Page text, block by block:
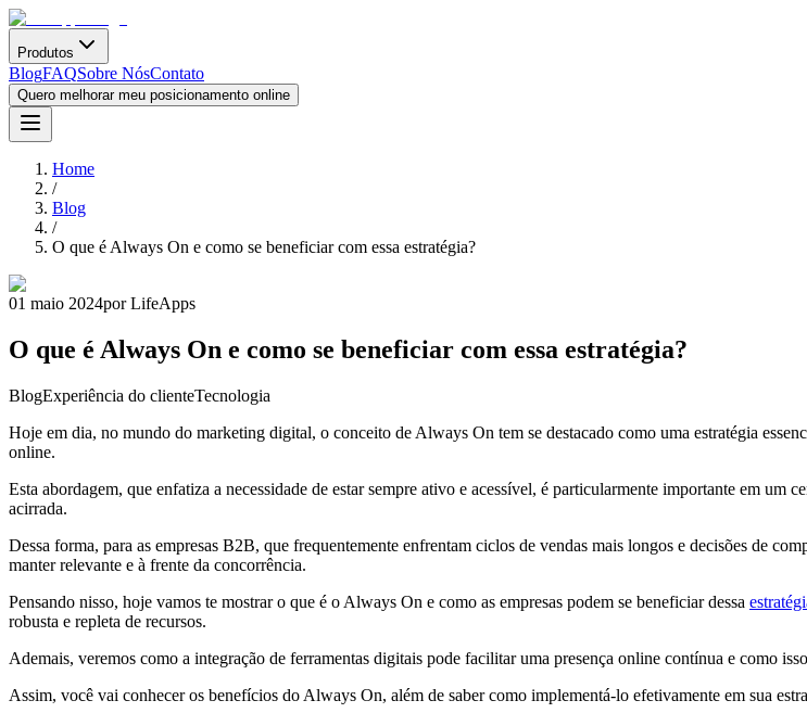
Produtos
BlogFAQSobre NósContato
Quero melhorar meu posicionamento online
Home
/
Blog
/
O que é Always On e como se beneficiar com essa estratégia?
01 maio 2024por LifeApps
O que é Always On e como se beneficiar com essa estratégia?
BlogExperiência do clienteTecnologia
Hoje em dia, no mundo do marketing digital, o conceito de Always On tem se destacado como uma estratégia
online.
Esta abordagem, que enfatiza a necessidade de estar sempre ativo e acessível, é particularmente importante em um
acirrada.
Dessa forma, para as empresas B2B, que frequentemente enfrentam ciclos de vendas mais longos e decisões de
manter relevante e à frente da concorrência.
Pensando nisso, hoje vamos te mostrar o que é o Always On e como as empresas podem se beneficiar dessa
robusta e repleta de recursos.
Ademais, veremos como a integração de ferramentas digitais pode facilitar uma presença online contínua e como
Assim, você vai conhecer os benefícios do Always On, além de saber como implementá-lo efetivamente em sua